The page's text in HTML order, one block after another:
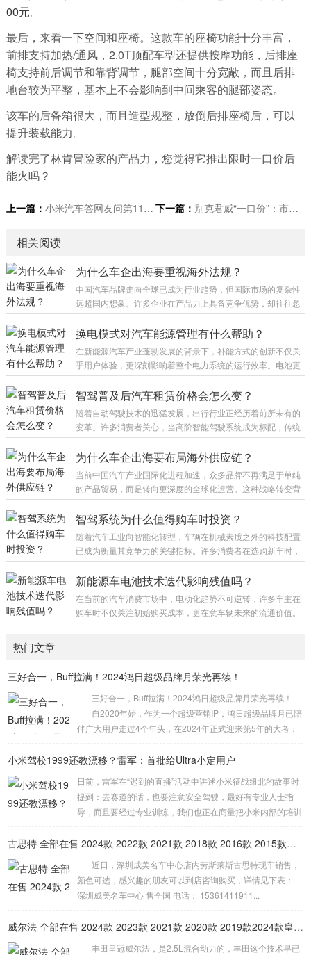
00元。
最后，来看一下空间和座椅。这款车的座椅功能十分丰富，
前排支持加热/通风，2.0T顶配车型还提供按摩功能，后排座
椅支持前后调节和靠背调节，腿部空间十分宽敞，而且后排
地台较为平整，基本上不会影响到中间乘客的腿部姿态。
该车的后备箱很大，而且造型规整，放倒后排座椅后，可以
提升装载能力。
解读完了林肯冒险家的产品力，您觉得它推出限时一口价后
能火吗？
上一篇： 小米汽车答网友问第119集：选装双风道前机盖多久能提车？ 下一篇： 别克君威“一口价”：市场策略与竞争应对
相关阅读
为什么车企出海要重视海外法规？
中国汽车品牌走向全球已成为行业趋势，但国际市场的复杂性
远超国内想象。许多企业在产品力上具备竞争优势，却往往忽
视了目标市场的法律框架与准入机制。合规性是海外运营的基
石，一旦触碰红线，不仅面临巨额罚款，更可能导致产品禁
售，甚至影响整个品牌的全球化布局。 不同国家和地区对于汽
车产品的定义存在显著差异，这要求企业必须进行针对性的适
配。欧洲市场尤为关注碳排放与环保标准，例如 WLTP 测试规
新能源车还需满足电池护照等新兴规定。北美...
换电模式对汽车能源管理有什么帮助？
在新能源汽车产业蓬勃发展的背景下，补能方式的创新不仅关
乎用户体验，更深刻影响着整个电力系统的运行效率。电池更
换技术作为一种高效的解决方案，其价值远超简单的快速补
能。它将能源补充环节从分散的私人场景转移至专业的运营网
络，从而实现了对电能流动与存储的精细化管控，为汽车能源
管理带来了多维度的优化。 集中式充电管理是该技术的核心优
势所在。在传统充电场景中，用户往往根据个人习惯随机充
能电池管理系统，在恒温环境下对电池进行统一维护。...
智驾普及后汽车租赁价格会怎么变？
随着自动驾驶技术的迅猛发展，出行行业正经历着前所未有的
变革。许多消费者关心，当高阶智能驾驶系统成为标配，传统
的租车模式是否会受到冲击，进而影响最终的租赁费用。从产
业逻辑来看，技术革新往往伴随着成本结构的重塑，这将直接
反映在终端售价上。智能技术的引入不仅仅是功能的叠加，更
是商业模式的重构。 一方面，智能化有望显著降低人力成本。
在传统租赁业务中，车辆调度、交接验证以及部分驾驶服务都
营效率，减少因人为操作失误导致的损耗。特别是...
为什么车企出海要布局海外供应链？
当前中国汽车产业国际化进程加速，众多品牌不再满足于单纯
的产品贸易，而是转向更深度的全球化运营。这种战略转变背
后，蕴含着对全球市场格局的深刻洞察与长远规划。 构建海外
供应体系的核心动因之一在于规避贸易壁垒与降低物流成本。
整车出口往往面临高额关税以及漫长的海运周期，这在价格敏
感型市场中会削弱竞争力。通过在目标市场周边建立零部件配
套网络，企业能够有效利用当地自由贸易协定，减少税费支
上获得更大空间。 此外，本地化供应链能显著...
智驾系统为什么值得购车时投资？
随着汽车工业向智能化转型，车辆在机械素质之外的科技配置
已成为衡量其竞争力的关键指标。许多消费者在选购新车时，
往往纠结于是否要为高阶辅助驾驶功能支付额外费用。从长远
来看，具备先进感知与决策能力的驾驶辅助系统，不仅能显著
提升行车安全系数，还能极大缓解长途驾驶带来的疲劳感，是
现代汽车消费中不可忽视的价值点。 安全始终是汽车消费的核
心诉求。传统的被动安全配置只能在事故发生后提供保护，而
新能源车电池技术迭代影响残值吗？
在当前的汽车消费市场中，电动化趋势不可逆转，许多车主在
购车时不仅关注初始购买成本，更在意车辆未来的流通价值。
电池作为核心部件，其技术更新速度直接关联着整车的贬值速
技术红利往往伴随着旧资产的快速折旧。 技术迭代带来的“背
刺”效应主要体现在续航能力和补能效率上。早期车型可能续航
仅为 400 公里，而新款普遍突破 700...
热门文章
​三好合一，Buff拉满！2024鸿日超级品牌月荣光再续！
三好合一，Buff拉满！2024鸿日超级品牌月荣光再续！
自2020年始，作为一个超级营销IP，鸿日超级品牌月已陪
伴广大用户走过4个年头，在2024年正式迎来第5年的大考：
多的人开好车？面对这一系列的难题与挑战，2024鸿日超级
小米驾校1999还教漂移？雷军：首批给Ultra小定用户
日前，雷军在“迟到的直播”活动中讲述小米征战纽北的故事时
提到：去赛道的话，也要注意安全驾驶，最好有专业人士指
导，而且要经过专业训练，我们也正在商量把小米内部的培训
米驾校计划将为车主提供三项高级驾驶培训课程，包括内部高
车主的驾驶技能，特别是对于那些已经取得驾照但驾驶技术欠
佳的人群。但关于培训费用的具体细节，雷军并未在直播中提
及。 此事一出引发网友热议，有人提出...
古思特 全部在售 2024款 2022款 2021款 2018款 2016款 2015款深圳成美名车中心劳斯莱斯古思特限时优惠 目前503万元起售
近日，深圳成美名车中心店内劳斯莱斯古思特现车销售，
颜色可选，感兴趣的朋友可以到店咨询购买，详情见下表：
深圳成美名车中心 售全国 电话： 15361411911...
威尔法 全部在售 2024款 2023款 2021款 2020款 2019款2024款皇冠威尔法全新上市售价多少钱
丰田皇冠威尔法，是2.5L混合动力的，丰田这个技术早已